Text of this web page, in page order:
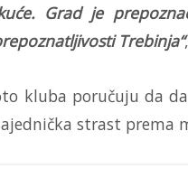
Grad je
Trebinja“
kluba poručuju da
strast